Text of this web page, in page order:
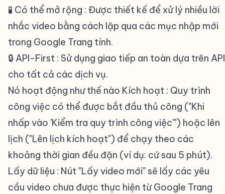
🧪 Có thể mở rộng : Được thiết kế để xử lý nhiều lời
nhắc video bằng cách lặp qua các mục nhập mới
trong Google Trang tính.
🔒 API-First : Sử dụng giao tiếp an toàn dựa trên API
cho tất cả các dịch vụ.
Nó hoạt động như thế nào Kích hoạt : Quy trình
công việc có thể được bắt đầu thủ công ("Khi
nhấp vào 'Kiểm tra quy trình công việc'") hoặc lên
lịch ("Lên lịch kích hoạt") để chạy theo các
khoảng thời gian đều đặn (ví dụ: cứ sau 5 phút).
Lấy dữ liệu : Nút "Lấy video mới" sẽ lấy các yêu
cầu video chưa được thực hiện từ Google Trang